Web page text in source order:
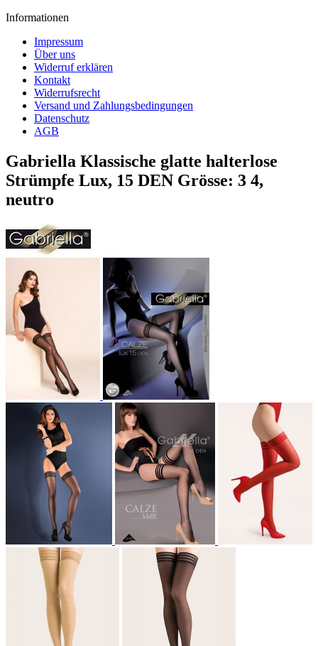
Informationen
Impressum
Über uns
Widerruf erklären
Kontakt
Widerrufsrecht
Versand und Zahlungsbedingungen
Datenschutz
AGB
Gabriella Klassische glatte halterlose
Strümpfe Lux, 15 DEN Grösse: 3 4,
neutro